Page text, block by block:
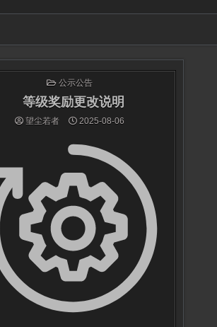
发
于
公示公告
等级奖励更改说明
望尘若者 2025-08-06